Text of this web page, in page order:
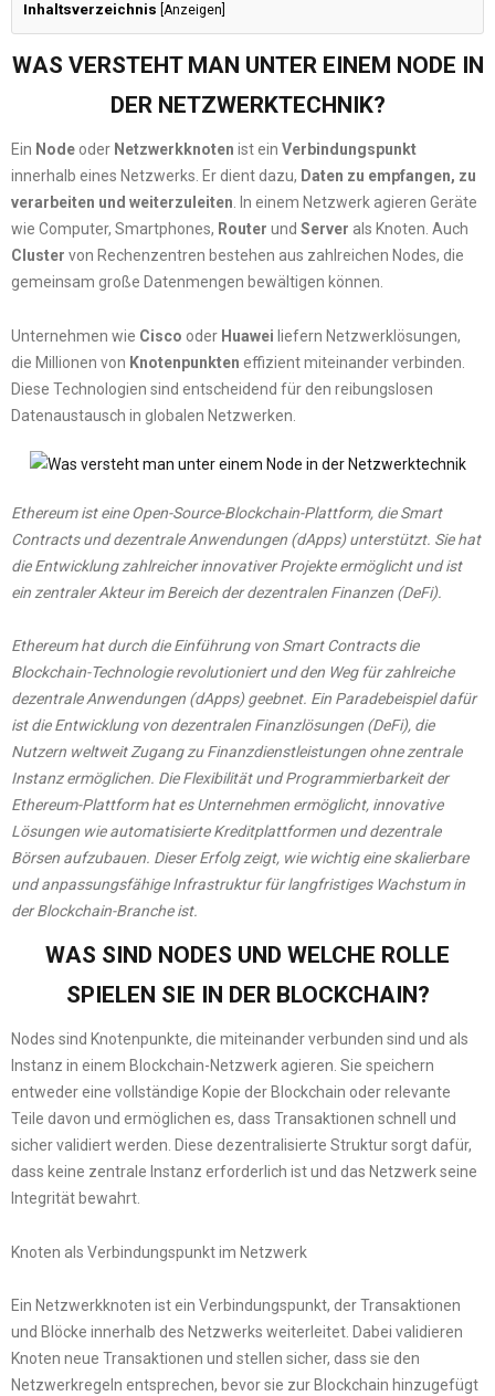
Inhaltsverzeichnis Anzeigen
WAS VERSTEHT MAN UNTER EINEM NODE IN
DER NETZWERKTECHNIK?
Ein Node oder Netzwerkknoten ist ein Verbindungspunkt
innerhalb eines Netzwerks. Er dient dazu, Daten zu empfangen, zu
verarbeiten und weiterzuleiten . In einem Netzwerk agieren Geräte
wie Computer, Smartphones, Router und Server als Knoten. Auch
Cluster von Rechenzentren bestehen aus zahlreichen Nodes, die
gemeinsam große Datenmengen bewältigen können.
Unternehmen wie Cisco oder Huawei liefern Netzwerklösungen,
die Millionen von Knotenpunkten effizient miteinander verbinden.
Diese Technologien sind entscheidend für den reibungslosen
Datenaustausch in globalen Netzwerken.
Ethereum ist eine Open-Source-Blockchain-Plattform, die Smart
Contracts und dezentrale Anwendungen (dApps) unterstützt. Sie hat
die Entwicklung zahlreicher innovativer Projekte ermöglicht und ist
ein zentraler Akteur im Bereich der dezentralen Finanzen (DeFi).
Ethereum hat durch die Einführung von Smart Contracts die
Blockchain-Technologie revolutioniert und den Weg für zahlreiche
dezentrale Anwendungen (dApps) geebnet. Ein Paradebeispiel dafür
ist die Entwicklung von dezentralen Finanzlösungen (DeFi), die
Nutzern weltweit Zugang zu Finanzdienstleistungen ohne zentrale
Instanz ermöglichen. Die Flexibilität und Programmierbarkeit der
Ethereum-Plattform hat es Unternehmen ermöglicht, innovative
Lösungen wie automatisierte Kreditplattformen und dezentrale
Börsen aufzubauen. Dieser Erfolg zeigt, wie wichtig eine skalierbare
und anpassungsfähige Infrastruktur für langfristiges Wachstum in
der Blockchain-Branche ist.
WAS SIND NODES UND WELCHE ROLLE
SPIELEN SIE IN DER BLOCKCHAIN?
Nodes sind Knotenpunkte, die miteinander verbunden sind und als
Instanz in einem Blockchain-Netzwerk agieren. Sie speichern
entweder eine vollständige Kopie der Blockchain oder relevante
Teile davon und ermöglichen es, dass Transaktionen schnell und
sicher validiert werden. Diese dezentralisierte Struktur sorgt dafür,
dass keine zentrale Instanz erforderlich ist und das Netzwerk seine
Integrität bewahrt.
Knoten als Verbindungspunkt im Netzwerk
Ein Netzwerkknoten ist ein Verbindungspunkt, der Transaktionen
und Blöcke innerhalb des Netzwerks weiterleitet. Dabei validieren
Knoten neue Transaktionen und stellen sicher, dass sie den
Netzwerkregeln entsprechen, bevor sie zur Blockchain hinzugefügt